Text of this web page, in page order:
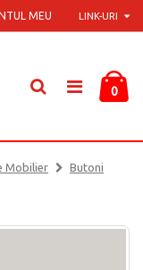
LINK-URI
MEU
0
Mobilier
Butoni